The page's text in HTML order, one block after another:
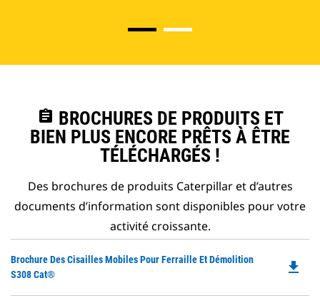
assignment BROCHURES DE PRODUITS ET
BIEN PLUS ENCORE PRÊTS À ÊTRE
TÉLÉCHARGÉS !
Des brochures de produits Caterpillar et d’autres
documents d’information sont disponibles pour votre
activité croissante.
Brochure Des Cisailles Mobiles Pour Ferraille Et Démolition
S308 Cat®
file_download